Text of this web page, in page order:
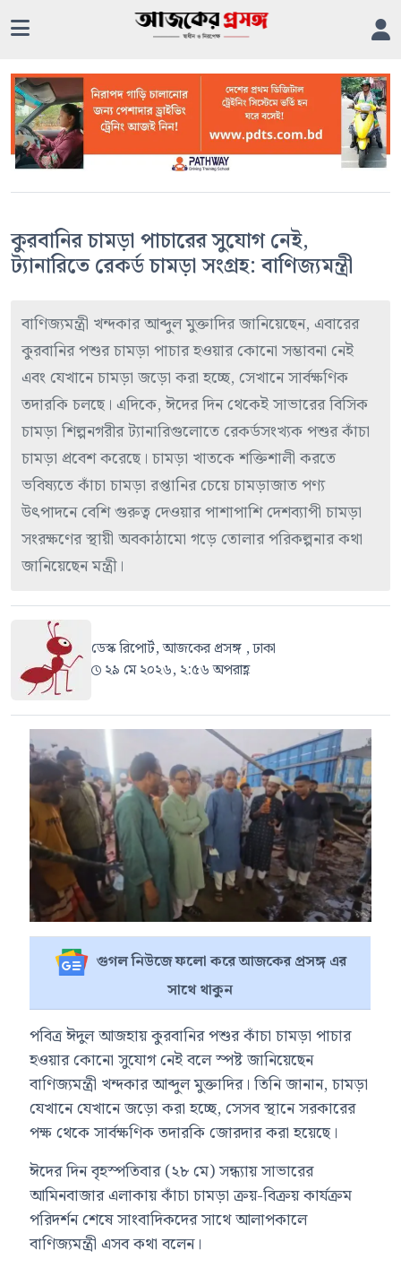
কুরবানির চামড়া পাচারের সুযোগ নেই,
ট্যানারিতে রেকর্ড চামড়া সংগ্রহ: বাণিজ্যমন্ত্রী
বাণিজ্যমন্ত্রী খন্দকার আব্দুল মুক্তাদির জানিয়েছেন, এবারের
কুরবানির পশুর চামড়া পাচার হওয়ার কোনো সম্ভাবনা নেই
এবং যেখানে চামড়া জড়ো করা হচ্ছে, সেখানে সার্বক্ষণিক
তদারকি চলছে। এদিকে, ঈদের দিন থেকেই সাভারের বিসিক
চামড়া শিল্পনগরীর ট্যানারিগুলোতে রেকর্ডসংখ্যক পশুর কাঁচা
চামড়া প্রবেশ করেছে। চামড়া খাতকে শক্তিশালী করতে
ভবিষ্যতে কাঁচা চামড়া রপ্তানির চেয়ে চামড়াজাত পণ্য
উৎপাদনে বেশি গুরুত্ব দেওয়ার পাশাপাশি দেশব্যাপী চামড়া
সংরক্ষণের স্থায়ী অবকাঠামো গড়ে তোলার পরিকল্পনার কথা
জানিয়েছেন মন্ত্রী।
ডেস্ক রিপোর্ট, আজকের প্রসঙ্গ , ঢাকা
২৯ মে ২০২৬, ২:৫৬ অপরাহ্ণ
গুগল নিউজে ফলো করে আজকের প্রসঙ্গ এর
সাথে থাকুন
পবিত্র ঈদুল আজহায় কুরবানির পশুর কাঁচা চামড়া পাচার
হওয়ার কোনো সুযোগ নেই বলে স্পষ্ট জানিয়েছেন
বাণিজ্যমন্ত্রী খন্দকার আব্দুল মুক্তাদির। তিনি জানান, চামড়া
যেখানে যেখানে জড়ো করা হচ্ছে, সেসব স্থানে সরকারের
পক্ষ থেকে সার্বক্ষণিক তদারকি জোরদার করা হয়েছে।
ঈদের দিন বৃহস্পতিবার (২৮ মে) সন্ধ্যায় সাভারের
আমিনবাজার এলাকায় কাঁচা চামড়া ক্রয়-বিক্রয় কার্যক্রম
পরিদর্শন শেষে সাংবাদিকদের সাথে আলাপকালে
বাণিজ্যমন্ত্রী এসব কথা বলেন।